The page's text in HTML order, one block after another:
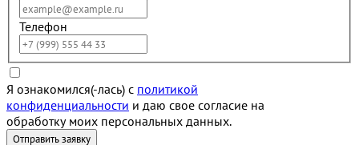
Телефон
Я ознакомился(-лась) с политикой
конфиденциальности и даю свое согласие на
обработку моих персональных данных.